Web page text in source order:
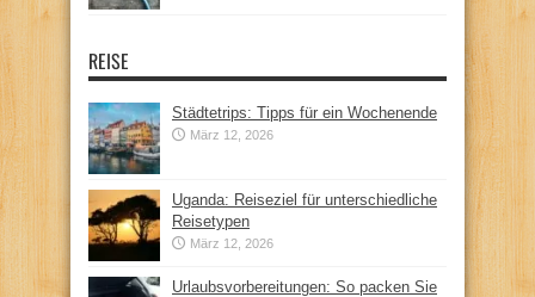
REISE
Städtetrips: Tipps für ein Wochenende
März 12, 2026
Uganda: Reiseziel für unterschiedliche
Reisetypen
März 12, 2026
Urlaubsvorbereitungen: So packen Sie